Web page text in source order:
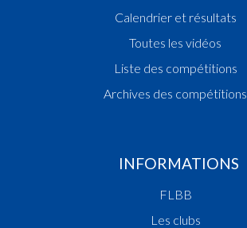
Calendrier et résultats
Toutes les vidéos
Liste des compétitions
Archives des compétitions
INFORMATIONS
FLBB
Les clubs